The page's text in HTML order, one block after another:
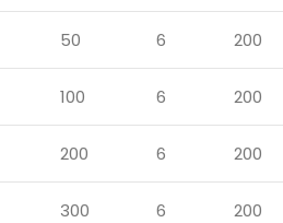
50 6 200
100 6 200
200 6 200
300 6 200